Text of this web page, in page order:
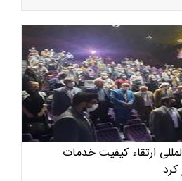
ارتقاء کیفیت خدمات
کرد